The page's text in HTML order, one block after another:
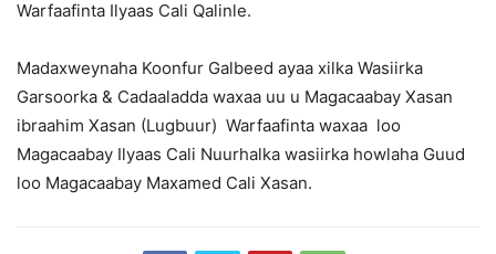
Warfaafinta Ilyaas Cali Qalinle.
Madaxweynaha Koonfur Galbeed ayaa xilka Wasiirka
Garsoorka & Cadaaladda waxaa uu u Magacaabay Xasan
ibraahim Xasan (Lugbuur) Warfaafinta waxaa loo
Magacaabay Ilyaas Cali Nuurhalka wasiirka howlaha Guud
loo Magacaabay Maxamed Cali Xasan.